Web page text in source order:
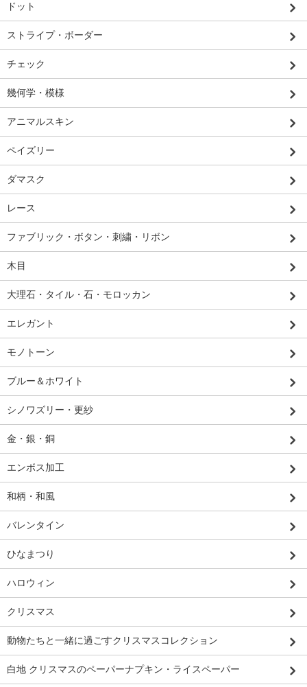
ドット
ストライプ・ボーダー
チェック
幾何学・模様
アニマルスキン
ペイズリー
ダマスク
レース
ファブリック・ボタン・刺繍・リボン
木目
大理石・タイル・石・モロッカン
エレガント
モノトーン
ブルー＆ホワイト
シノワズリー・更紗
金・銀・銅
エンボス加工
和柄・和風
バレンタイン
ひなまつり
ハロウィン
クリスマス
動物たちと一緒に過ごすクリスマスコレクション
白地 クリスマスのペーパーナプキン・ライスペーパー